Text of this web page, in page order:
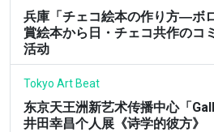
兵庫「チェコ絵本の作り方―ボ
賞絵本から日・チェコ共作の
活动
Tokyo Art Beat
东京天王洲新艺术传播中心「
井田幸昌个人展《诗学的彼方》